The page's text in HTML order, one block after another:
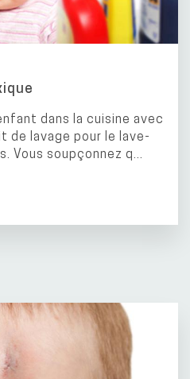
dans la cuisine avec
de lavage pour le lave-
Vous soupçonnez q...